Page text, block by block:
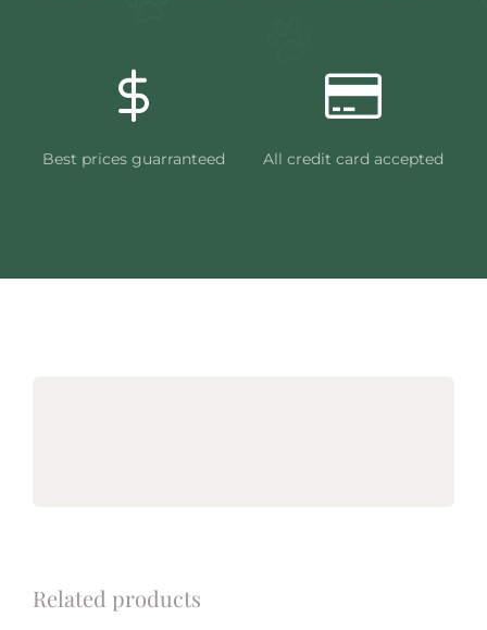
Best prices guarranteed All credit card accepted
Related products